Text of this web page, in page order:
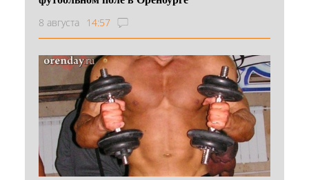
8 августа 14:57